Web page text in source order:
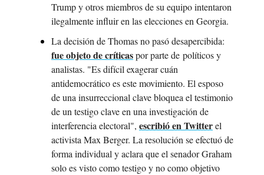
Trump y otros miembros de su equipo intentaron
ilegalmente influir en las elecciones en Georgia.
fue objeto de críticas por parte de políticos y
analistas. "Es difícil exagerar cuán
antidemocrático es este movimiento. El esposo
de una insurreccional clave bloquea el testimonio
de un testigo clave en una investigación de
interferencia electoral", escribió en Twitter el
activista Max Berger. La resolución se efectuó de
forma individual y aclara que el senador Graham
solo es visto como testigo y no como objetivo